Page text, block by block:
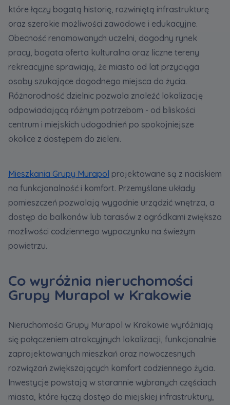
które łączy bogatą historię, rozwiniętą infrastrukturę
oraz szerokie możliwości zawodowe i edukacyjne.
Obecność renomowanych uczelni, dogodny rynek
pracy, bogata oferta kulturalna oraz liczne tereny
rekreacyjne sprawiają, że miasto od lat przyciąga
osoby szukające dogodnego miejsca do życia.
Różnorodność dzielnic pozwala znaleźć lokalizację
odpowiadającą różnym potrzebom - od bliskości
centrum i miejskich udogodnień po spokojniejsze
okolice z dostępem do zieleni.
Mieszkania Grupy Murapol projektowane są z naciskiem
na funkcjonalność i komfort. Przemyślane układy
pomieszczeń pozwalają wygodnie urządzić wnętrza, a
dostęp do balkonów lub tarasów z ogródkami zwiększa
możliwości codziennego wypoczynku na świeżym
powietrzu.
Co wyróżnia nieruchomości
Grupy Murapol w Krakowie
Nieruchomości Grupy Murapol w Krakowie wyróżniają
się połączeniem atrakcyjnych lokalizacji, funkcjonalnie
zaprojektowanych mieszkań oraz nowoczesnych
rozwiązań zwiększających komfort codziennego życia.
Inwestycje powstają w starannie wybranych częściach
miasta, które łączą dostęp do miejskiej infrastruktury,